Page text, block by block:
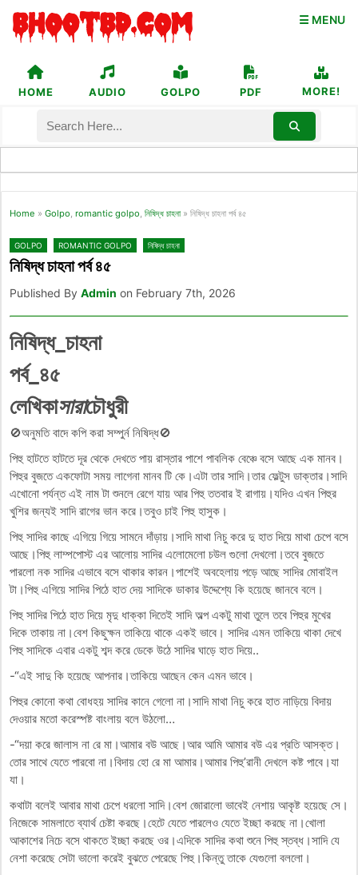
☰ MENU
HOME AUDIO GOLPO PDF MORE!
Home » Golpo, romantic golpo, নিষিদ্ধ চাহনা » নিষিদ্ধ চাহনা পর্ব ৪৫
GOLPO ROMANTIC GOLPO নিষিদ্ধ চাহনা
নিষিদ্ধ চাহনা পর্ব ৪৫
Published By Admin on February 7th, 2026
নিষিদ্ধ_চাহনা
পর্ব_৪৫
লেখিকাসারাচৌধুরী
🚫অনুমতি বাদে কপি করা সম্পুর্ন নিষিদ্ধ🚫
পিহু হাটতে হাটতে দূর থেকে দেখতে পায় রাস্তার পাশে পাবলিক বেঞ্চে বসে আছে এক মানব।
পিহুর বুজতে একফোটা সময় লাগেনা মানব টি কে।এটা তার সাদি।তার ফেল্টুস ডাক্তার।সাদি
এখোনো পর্যন্ত এই নাম টা শুনলে রেগে যায় আর পিহু ততবার ই রাগায়।যদিও এখন পিহুর
খুশির জন্যই সাদি রাগের ভান করে।তবুও চাই পিহু হাসুক।
পিহু সাদির কাছে এগিয়ে গিয়ে সামনে দাঁড়ায়।সাদি মাথা নিচু করে দু হাত দিয়ে মাথা চেপে বসে
আছে।পিহু লাম্পপোস্ট এর আলোয় সাদির এলোমেলো চউল গুলো দেখলো।তবে বুজতে
পারলো নক সাদির এভাবে বসে থাকার কারন।পাশেই অবহেলায় পড়ে আছে সাদির মোবাইল
টা।পিহু এগিয়ে সাদির পিঠে হাত দেয় সাদিকে ডাকার উদ্দেশ্যে কি হয়েছে জানবে বলে।
পিহু সাদির পিঠে হাত দিয়ে মৃদু ধাক্কা দিতেই সাদি অল্প একটু মাথা তুলে তবে পিহুর মুখের
দিকে তাকায় না।বেশ কিছুক্ষন তাকিয়ে থাকে একই ভাবে। সাদির এমন তাকিয়ে থাকা দেখে
পিহু সাদিকে এবার একটু শব্দ করে ডেকে উঠে সাদির ঘাড়ে হাত দিয়ে..
-“এই সাদু কি হয়েছে আপনার।তাকিয়ে আছেন কেন এমন ভাবে।
পিহুর কোনো কথা বোধহয় সাদির কানে গেলো না।সাদি মাথা নিচু করে হাত নাড়িয়ে বিদায়
দেওয়ার মতো করেস্পষ্ট বাংলায় বলে উঠলো…
-“দয়া করে জালাস না রে মা।আমার বউ আছে।আর আমি আমার বউ এর প্রতি আসক্ত।
তোর সাথে যেতে পারবো না।বিদায় হো রে মা আমার।আমার পিহু’রানী দেখলে কষ্ট পাবে।যা
যা।
কথাটা বলেই আবার মাথা চেপে ধরলো সাদি।বেশ জোরালো ভাবেই নেশায় আকৃষ্ট হয়েছে সে।
নিজেকে সামলাতে ব্যার্থ চেষ্টা করছে।হেটে যেতে পারলেও যেতে ইচ্ছা করছে না।খোলা
আকাশের নিচে বসে থাকতে ইচ্ছা করছে ওর।এদিকে সাদির কথা শুনে পিহু স্তব্ধ।সাদি যে
নেশা করেছে সেটা ভালো করেই বুঝতে পেরেছে পিহু।কিন্তু তাকে যেগুলো বললো।